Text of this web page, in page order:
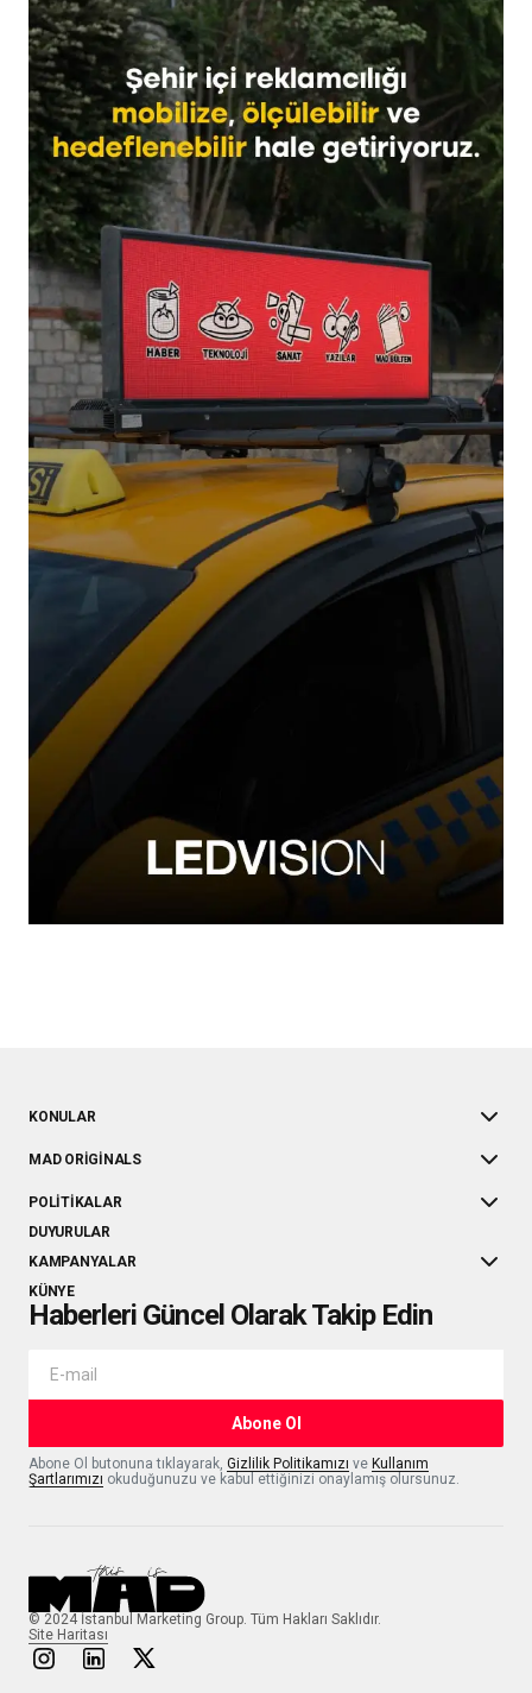
KONULAR
MAD ORIGINALS
POLITIKALAR
DUYURULAR
KAMPANYALAR
KÜNYE
Haberleri Güncel Olarak Takip Edin
Abone Ol
Abone Ol butonuna tıklayarak, Gizlilik Politikamızı ve Kullanım
Şartlarımızı okuduğunuzu ve kabul ettiğinizi onaylamış olursunuz.
© 2024 İstanbul Marketing Group. Tüm Hakları Saklıdır.
Site Haritası